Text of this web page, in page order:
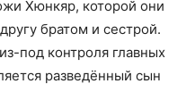
Хюнкяр, которой они
братом и сестрой.
под контроля главных
разведённый сын